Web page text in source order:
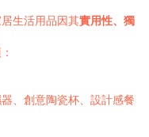
生活用品因其實用性、獨
、創意陶瓷杯、設計感餐